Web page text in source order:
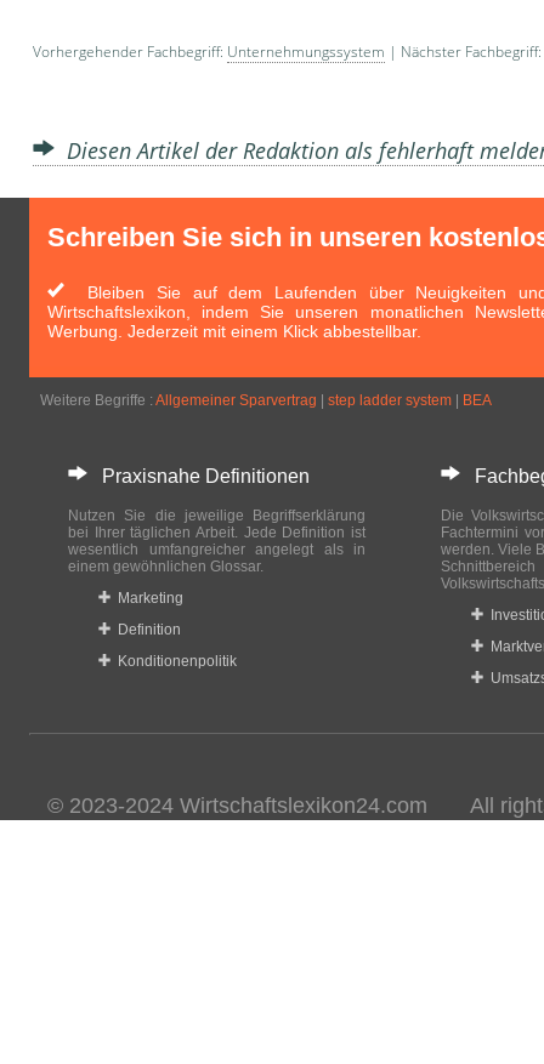
Vorhergehender Fachbegriff: Unternehmungssystem | Nächster Fachbegriff:
Diesen Artikel der Redaktion als fehlerhaft
Schreiben Sie sich in unseren
Bleiben Sie auf dem Laufenden über Neuigkeiten
Wirtschaftslexikon, indem Sie unseren monatlichen
Werbung. Jederzeit mit einem Klick abbestellbar.
Weitere Begriffe : Allgemeiner Sparvertrag step ladder system BEA
Praxisnahe Definitionen
Nutzen Sie die jeweilige Begriffserklärung
bei Ihrer täglichen Arbeit. Jede Definition ist
wesentlich umfangreicher angelegt als in
einem gewöhnlichen Glossar.
Marketing
Definition
Konditionenpolitik
Die
Fachtermini
werden. Viele
© 2023-2024 Wirtschaftslexikon24.com All